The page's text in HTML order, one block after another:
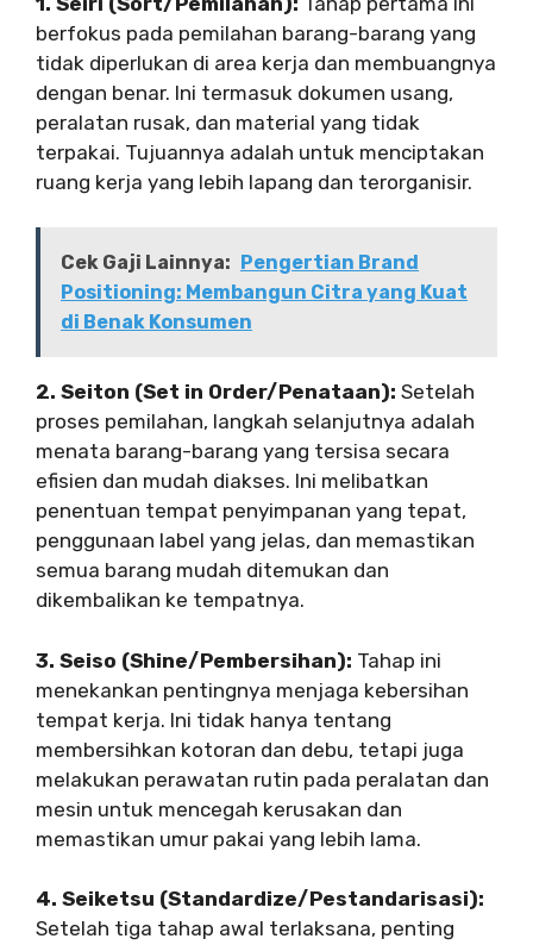
berfokus pada pemilahan barang-barang yang
tidak diperlukan di area kerja dan membuangnya
dengan benar. Ini termasuk dokumen usang,
peralatan rusak, dan material yang tidak
terpakai. Tujuannya adalah untuk menciptakan
ruang kerja yang lebih lapang dan terorganisir.
Cek Gaji Lainnya: Pengertian Brand
Positioning: Membangun Citra yang Kuat
di Benak Konsumen
2. Seiton (Set in Order/Penataan): Setelah
proses pemilahan, langkah selanjutnya adalah
menata barang-barang yang tersisa secara
efisien dan mudah diakses. Ini melibatkan
penentuan tempat penyimpanan yang tepat,
penggunaan label yang jelas, dan memastikan
semua barang mudah ditemukan dan
dikembalikan ke tempatnya.
3. Seiso (Shine/Pembersihan): Tahap ini
menekankan pentingnya menjaga kebersihan
tempat kerja. Ini tidak hanya tentang
membersihkan kotoran dan debu, tetapi juga
melakukan perawatan rutin pada peralatan dan
mesin untuk mencegah kerusakan dan
memastikan umur pakai yang lebih lama.
4. Seiketsu (Standardize/Pestandarisasi):
Setelah tiga tahap awal terlaksana, penting